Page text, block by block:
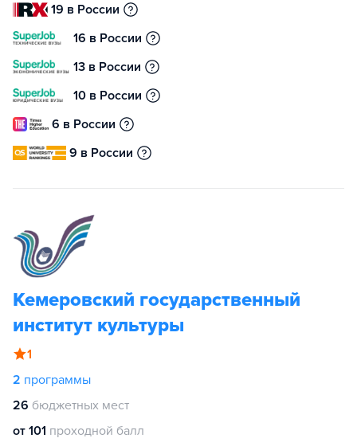
19 в России
16 в России
13 в России
10 в России
6 в России
9 в России
Кемеровский государственный
институт культуры
1
2 программы
26 бюджетных мест
от 101 проходной балл